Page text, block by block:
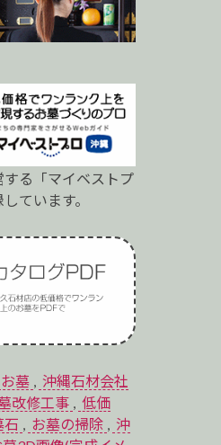
る「マイベストプ
ています。
墓
沖縄石材会社
改修工事
低価
石
お墓の掃除
沖